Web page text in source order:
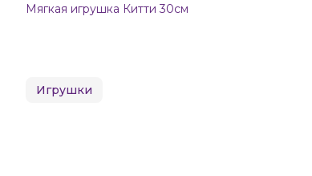
Мягкая игрушка Китти 30см
Игрушки